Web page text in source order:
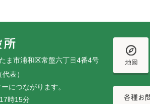
ま市浦和区常盤六丁目4番4号
（代表）
につながります。
時15分